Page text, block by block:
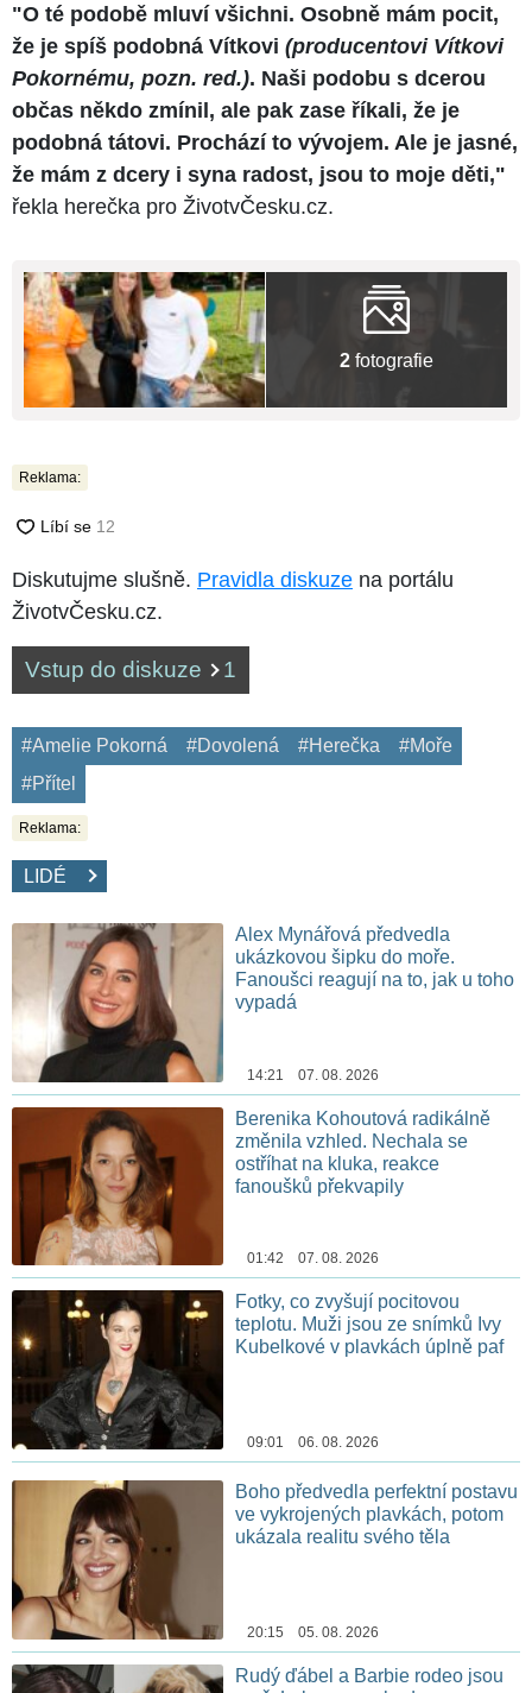
"O té podobě mluví všichni. Osobně mám pocit,
že je spíš podobná Vítkovi (producentovi Vítkovi
Pokornému, pozn. red.). Naši podobu s dcerou
občas někdo zmínil, ale pak zase říkali, že je
podobná tátovi. Prochází to vývojem. Ale je jasné,
že mám z dcery i syna radost, jsou to moje děti,"
řekla herečka pro ŽivotvČesku.cz.
2 fotografie
Reklama:
Diskutujme slušně. Pravidla diskuze na portálu
ŽivotvČesku.cz.
Vstup do diskuze 1
#Amelie Pokorná #Dovolená #Herečka
#Moře
#Přítel
Reklama:
LIDÉ
Alex Mynářová předvedla
ukázkovou šipku do moře.
Fanoušci reagují na to, jak u toho
vypadá
14:21 07. 08. 2026
Berenika Kohoutová radikálně
změnila vzhled. Nechala se
ostříhat na kluka, reakce
fanoušků překvapily
01:42 07. 08. 2026
Fotky, co zvyšují pocitovou
teplotu. Muži jsou ze snímků Ivy
Kubelkové v plavkách úplně paf
09:01 06. 08. 2026
Boho předvedla perfektní postavu
ve vykrojených plavkách, potom
ukázala realitu svého těla
20:15 05. 08. 2026
Rudý ďábel a Barbie rodeo jsou